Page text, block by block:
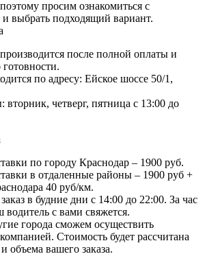
просим ознакомиться с
выбрать подходящий вариант.
после полной оплаты и
по адресу: Ейское шоссе 50/1,
вторник, четверг, пятница с 13:00 до
по городу Краснодар – 1900 руб.
в отдаленные районы – 1900 руб +
40 руб/км.
в будние дни с 14:00 до 22:00. За час
водитель с вами свяжется.
города сможем осуществить
Стоимость будет рассчитана
объема вашего заказа.